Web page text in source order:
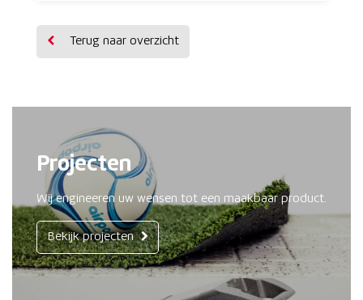
Terug naar overzicht
Projecten
Wij engineeren uw wensen tot een maakbaar product.
Bekijk projecten